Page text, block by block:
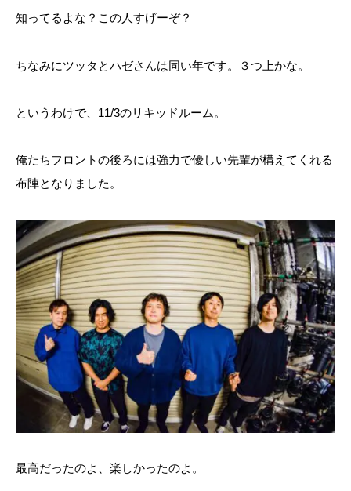
知ってるよな？この人すげーぞ？
ちなみにツッタとハゼさんは同い年です。３つ上かな。
というわけで、11/3のリキッドルーム。
俺たちフロントの後ろには強力で優しい先輩が構えてくれる
布陣となりました。
最高だったのよ、楽しかったのよ。